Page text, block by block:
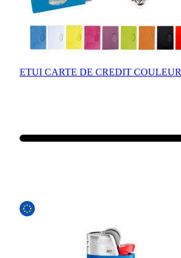
ETUI CARTE DE CREDIT COULEUR